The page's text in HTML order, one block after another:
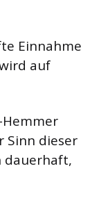
Einnahme
auf
Sinn dieser
dauerhaft,